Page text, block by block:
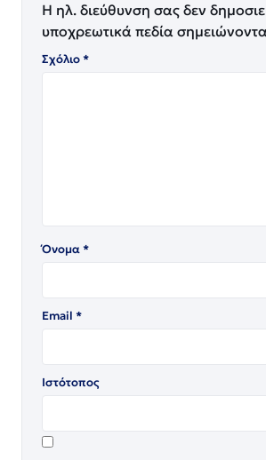
Η ηλ. διεύθυνση σας δεν
υποχρεωτικά πεδία
Σχόλιο*
Όνομα*
Email *
Ιστότοπος